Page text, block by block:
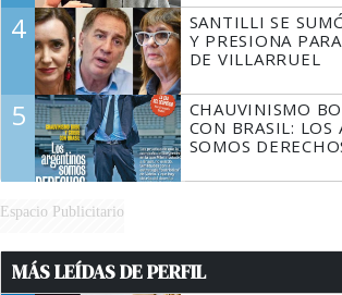
4
SANTILLI SE
Y PRESIONA
DE VILLARRUEL
5
CHAUVINISMO
CON BRASIL: LOS
SOMOS
Espacio Publicitario
MÁS LEÍDAS DE PERFIL